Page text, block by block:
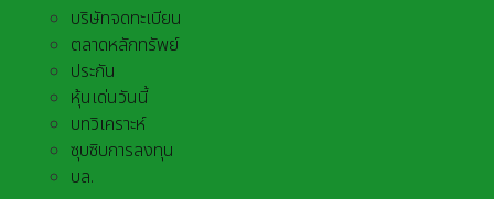
บริษัทจดทะเบียน
ตลาดหลักทรัพย์
ประกัน
หุ้นเด่นวันนี้
บทวิเคราะห์
ซุบซิบการลงทุน
บล.